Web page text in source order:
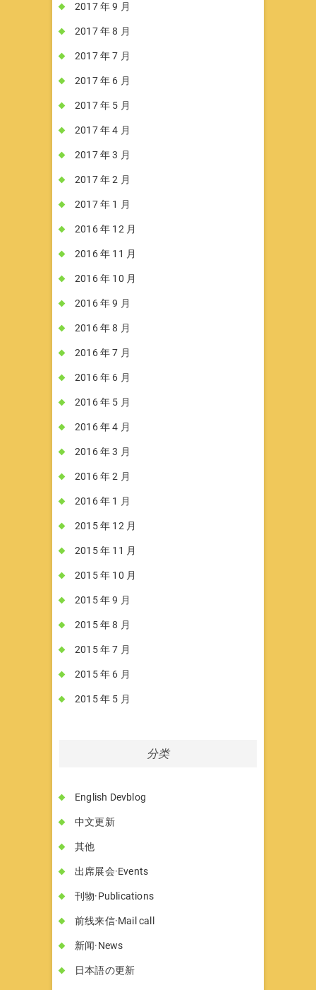
2017 年 9 月
2017 年 8 月
2017 年 7 月
2017 年 6 月
2017 年 5 月
2017 年 4 月
2017 年 3 月
2017 年 2 月
2017 年 1 月
2016 年 12 月
2016 年 11 月
2016 年 10 月
2016 年 9 月
2016 年 8 月
2016 年 7 月
2016 年 6 月
2016 年 5 月
2016 年 4 月
2016 年 3 月
2016 年 2 月
2016 年 1 月
2015 年 12 月
2015 年 11 月
2015 年 10 月
2015 年 9 月
2015 年 8 月
2015 年 7 月
2015 年 6 月
2015 年 5 月
分类
English Devblog
中文更新
其他
出席展会·Events
刊物·Publications
前线来信·Mail call
新闻·News
日本語の更新